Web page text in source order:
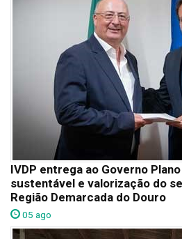
IVDP entrega ao Governo
sustentável e valorização do
Região Demarcada do Douro
05 ago